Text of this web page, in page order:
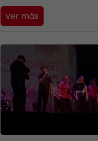
ver más